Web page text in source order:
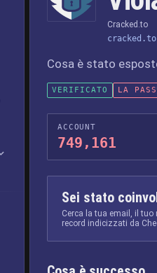
Cracked.to
cracked.to
Cosa è stato
VERIFICATO LA
ACCOUNT
749,161
Sei stato
Cerca la tua email, il
record indicizzati da